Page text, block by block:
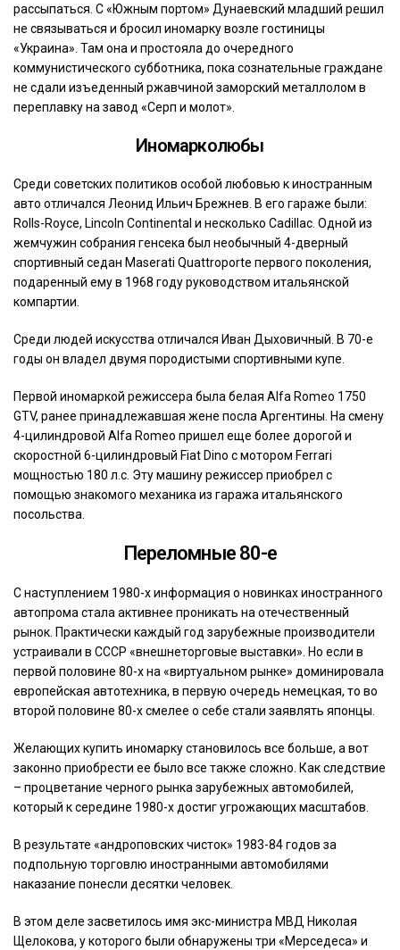
рассыпаться. С «Южным портом» Дунаевский младший решил
не связываться и бросил иномарку возле гостиницы
«Украина». Там она и простояла до очередного
коммунистического субботника, пока сознательные граждане
не сдали изъеденный ржавчиной заморский металлолом в
переплавку на завод «Серп и молот».
Иномарколюбы
Среди советских политиков особой любовью к иностранным
авто отличался Леонид Ильич Брежнев. В его гараже были:
Rolls-Royce, Lincoln Continental и несколько Cadillac. Одной из
жемчужин собрания генсека был необычный 4-дверный
спортивный седан Maserati Quattroporte первого поколения,
подаренный ему в 1968 году руководством итальянской
компартии.
Среди людей искусства отличался Иван Дыховичный. В 70-е
годы он владел двумя породистыми спортивными купе.
Первой иномаркой режиссера была белая Alfa Romeo 1750
GTV, ранее принадлежавшая жене посла Аргентины. На смену
4-цилиндровой Alfa Romeo пришел еще более дорогой и
скоростной 6-цилиндровый Fiat Dino с мотором Ferrari
мощностью 180 л.с. Эту машину режиссер приобрел с
помощью знакомого механика из гаража итальянского
посольства.
Переломные 80-е
С наступлением 1980-х информация о новинках иностранного
автопрома стала активнее проникать на отечественный
рынок. Практически каждый год зарубежные производители
устраивали в СССР «внешнеторговые выставки». Но если в
первой половине 80-х на «виртуальном рынке» доминировала
европейская автотехника, в первую очередь немецкая, то во
второй половине 80-х смелее о себе стали заявлять японцы.
Желающих купить иномарку становилось все больше, а вот
законно приобрести ее было все также сложно. Как следствие
– процветание черного рынка зарубежных автомобилей,
который к середине 1980-х достиг угрожающих масштабов.
В результате «андроповских чисток» 1983-84 годов за
подпольную торговлю иностранными автомобилями
наказание понесли десятки человек.
В этом деле засветилось имя экс-министра МВД Николая
Щелокова, у которого были обнаружены три «Мерседеса» и